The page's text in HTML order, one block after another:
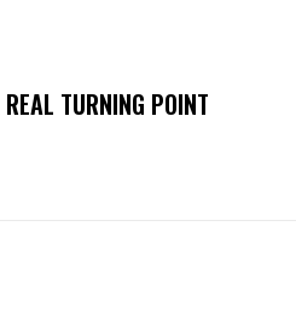
TURNING POINT